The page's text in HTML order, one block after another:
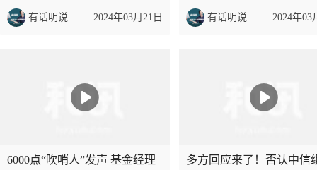
有话明说 2024年03月21日 有话明说 2024年03
6000点“吹哨人”发声 基金经理
多方回应来了！否认中信